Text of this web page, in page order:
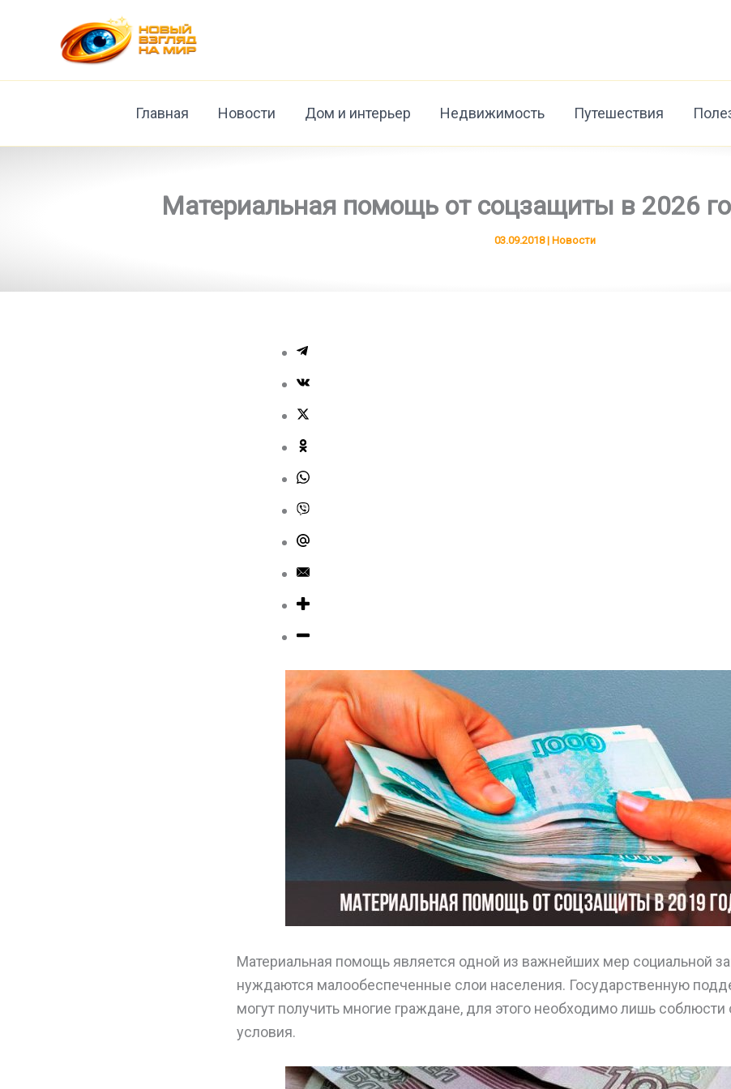
содержимому
Главная Новости Дом и интерьер Недвижимость Путешествия
Материальная помощь от соцзащиты в 2026
03.09.2018| Новости
Материальная помощь является одной из важнейших мер социальной
нуждаются малообеспеченные слои населения. Государственную
могут получить многие граждане, для этого необходимо лишь
условия.